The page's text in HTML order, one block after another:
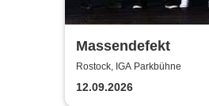
Massendefekt
Rostock, IGA Parkbühne
12.09.2026